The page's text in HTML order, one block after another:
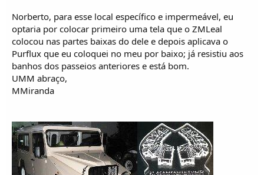
Norberto, para esse local específico e impermeável, eu
optaria por colocar primeiro uma tela que o ZMLeal
colocou nas partes baixas do dele e depois aplicava o
Purflux que eu coloquei no meu por baixo; já resistiu aos
banhos dos passeios anteriores e está bom.
UMM abraço,
MMiranda